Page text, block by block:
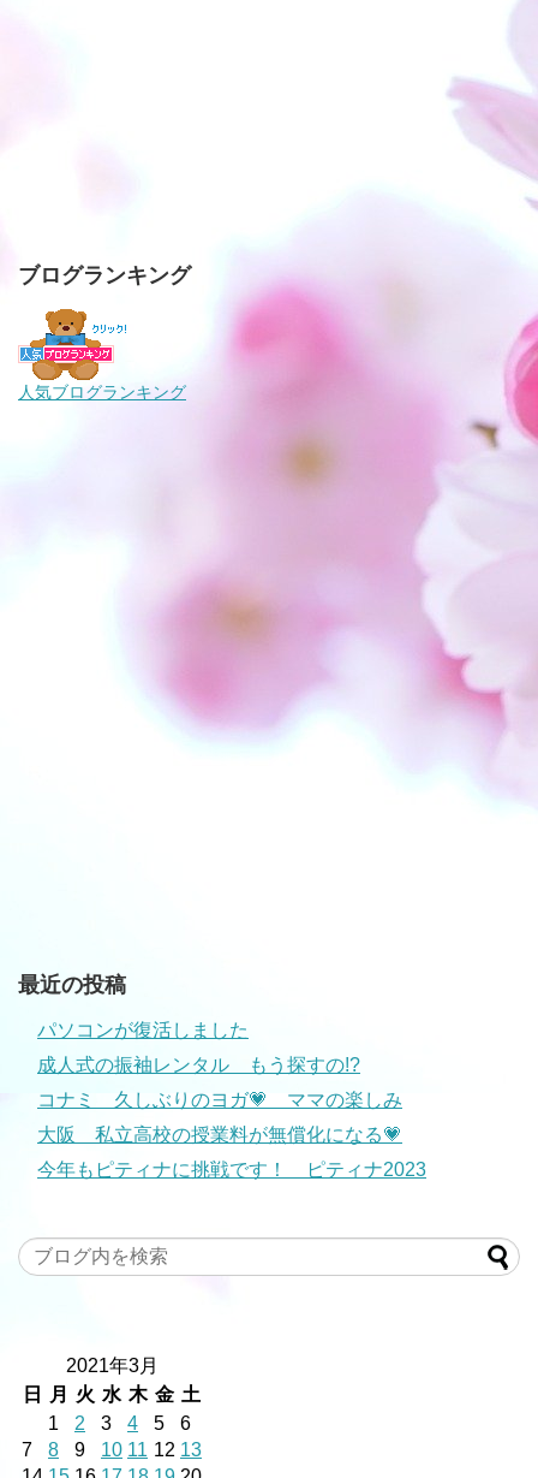
ブログランキング
人気ブログランキング
最近の投稿
パソコンが復活しました
成人式の振袖レンタル もう探すの!?
コナミ 久しぶりのヨガ💗 ママの楽しみ
大阪 私立高校の授業料が無償化になる💗
今年もピティナに挑戦です！ ピティナ2023
2021年3月
日
月 火 水 木 金 土
1
2 3 4 5
6
7
8 9 10 11 12 13